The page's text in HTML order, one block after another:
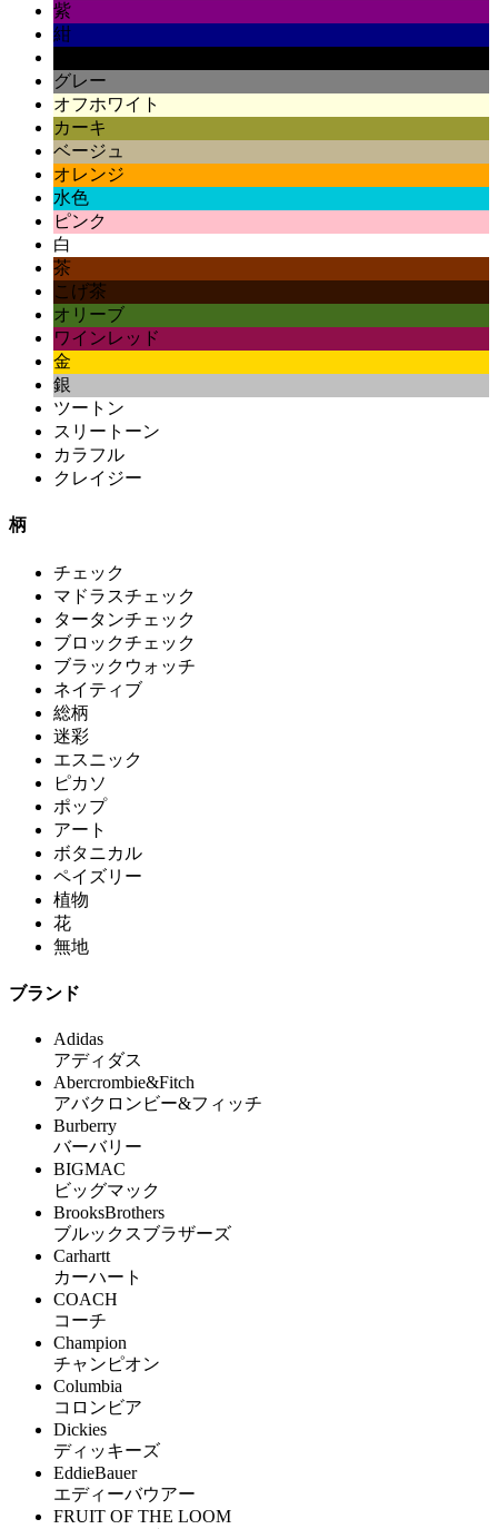
紫
紺
グレー
オフホワイト
カーキ
ベージュ
オレンジ
水色
ピンク
白
茶
こげ茶
オリーブ
ワインレッド
金
銀
ツートン
スリートーン
カラフル
クレイジー
柄
チェック
マドラスチェック
タータンチェック
ブロックチェック
ブラックウォッチ
ネイティブ
総柄
迷彩
エスニック
ピカソ
ポップ
アート
ボタニカル
ペイズリー
植物
花
無地
ブランド
Adidas
アディダス
Abercrombie&Fitch
アバクロンビー&フィッチ
Burberry
バーバリー
BIGMAC
ビッグマック
BrooksBrothers
ブルックスブラザーズ
Carhartt
カーハート
COACH
コーチ
Champion
チャンピオン
Columbia
コロンビア
Dickies
ディッキーズ
EddieBauer
エディーバウアー
FRUIT OF THE LOOM